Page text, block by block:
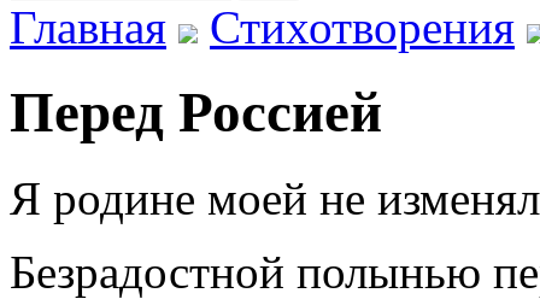
Главная
Стихотворения
Перед Россией
Я родине моей не
Безрадостной полынью